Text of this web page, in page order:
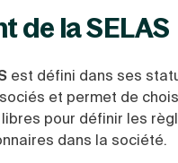
de la SELAS
est défini dans ses
et permet de
pour définir les
dans la société.